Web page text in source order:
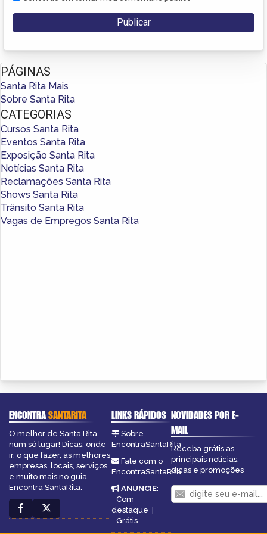
PÁGINAS
Santa Rita Mais
Sobre Santa Rita
CATEGORIAS
Cursos Santa Rita
Eventos Santa Rita
Exposição Santa Rita
Notícias Santa Rita
Reclamações Santa Rita
Shows Santa Rita
Trânsito Santa Rita
Vagas de Empregos Santa Rita
ENCONTRASANTARITA
O melhor de Santa Rita
num só lugar! Dicas, onde
ir, o que fazer, as melhores
empresas, locais, serviços
e muito mais no guia
Encontra SantaRita.
LINKS RÁPIDOS
Sobre
EncontraSantaRita
Fale com o
EncontraSantaRita
ANUNCIE:
Com
destaque
Grátis
NOVIDADES POR E-
MAIL
Receba grátis as
principais notícias,
dicas e promoções